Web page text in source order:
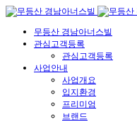
무등산 경남아너스빌
관심고객등록
관심고객등록
사업안내
사업개요
입지환경
프리미엄
브랜드